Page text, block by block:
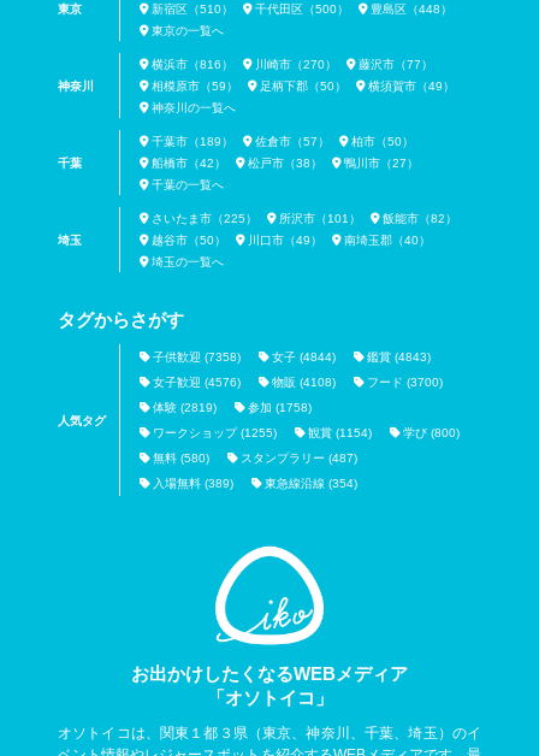
東京
新宿区（510）
千代田区（500）
豊島区（448）
東京の一覧へ
神奈川
横浜市（816） 川崎市（270）
藤沢市（77）
相模原市（59）
足柄下郡（50）
横須賀市（49）
神奈川の一覧へ
千葉
千葉市（189） 佐倉市（57）
柏市（50）
船橋市（42）
松戸市（38）
鴨川市（27）
千葉の一覧へ
埼玉
さいたま市（225） 所沢市（101）
飯能市（82）
越谷市（50）
川口市（49）
南埼玉郡（40）
埼玉の一覧へ
タグからさがす
人気タグ
子供歓迎 (7358) 女子 (4844)
鑑賞 (4843)
女子歓迎 (4576)
物販 (4108)
フード (3700)
体験 (2819)
参加 (1758)
ワークショップ (1255)
観賞 (1154)
学び (800)
無料 (580)
スタンプラリー (487)
入場無料 (389)
東急線沿線 (354)
お出かけしたくなるWEBメディア
「オソトイコ」
オソトイコは、関東１都３県（東京、神奈川、千葉、埼玉）のイ